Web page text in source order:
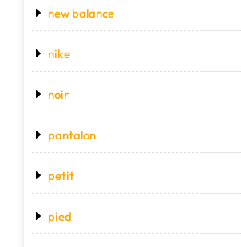
new balance
nike
noir
pantalon
petit
pied